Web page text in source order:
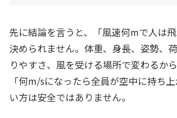
先に結論を言うと、「風速何mで人は
決められません。体重、身長、姿勢、
りやすさ、風を受ける場所で変わるから
「何m/sになったら全員が空中に持ち
い方は安全ではありません。